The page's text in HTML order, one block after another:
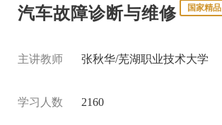
汽车故障诊断与维修 国家精品
主讲教师 张秋华/芜湖职业技术大学
学习人数 2160